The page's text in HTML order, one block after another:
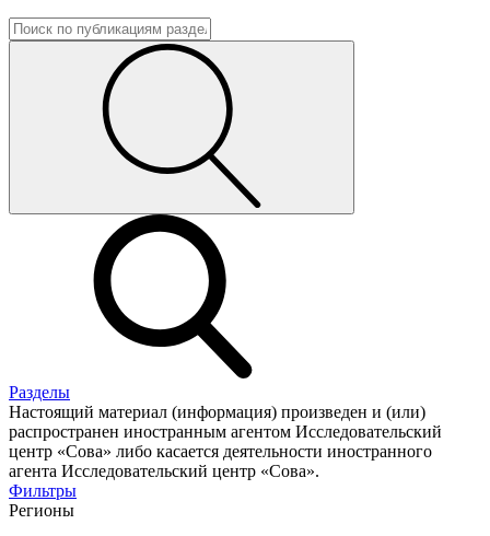
Разделы
Настоящий материал (информация) произведен и (или)
распространен иностранным агентом Исследовательский
центр «Сова» либо касается деятельности иностранного
агента Исследовательский центр «Сова».
Фильтры
Регионы